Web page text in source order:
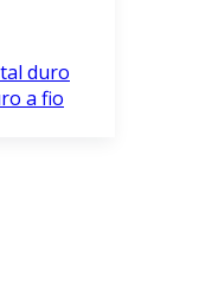
duro
a fio